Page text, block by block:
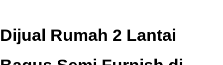
Dijual Rumah 2 Lantai